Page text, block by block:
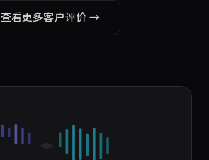
查看更多客户评价 →